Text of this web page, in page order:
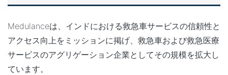
Medulanceは、インドにおける救急車サービスの信頼性と
アクセス向上をミッションに掲げ、 救急車および救急医療
サービスのアグリゲーション企業としてその規模を拡大し
ています。